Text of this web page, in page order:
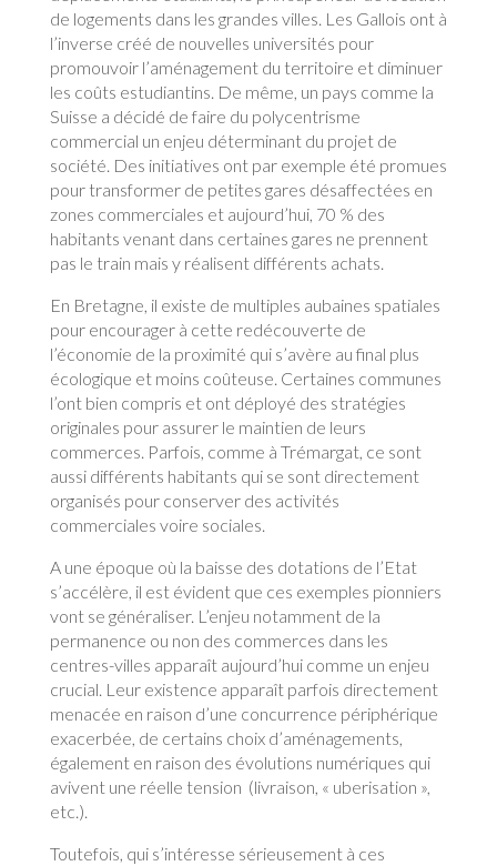
de logements dans les grandes villes. Les Gallois ont à
l’inverse créé de nouvelles universités pour
promouvoir l’aménagement du territoire et diminuer
les coûts estudiantins. De même, un pays comme la
Suisse a décidé de faire du polycentrisme
commercial un enjeu déterminant du projet de
société. Des initiatives ont par exemple été promues
pour transformer de petites gares désaffectées en
zones commerciales et aujourd’hui, 70 % des
habitants venant dans certaines gares ne prennent
pas le train mais y réalisent différents achats.
En Bretagne, il existe de multiples aubaines spatiales
pour encourager à cette redécouverte de
l’économie de la proximité qui s’avère au final plus
écologique et moins coûteuse. Certaines communes
l’ont bien compris et ont déployé des stratégies
originales pour assurer le maintien de leurs
commerces. Parfois, comme à Trémargat, ce sont
aussi différents habitants qui se sont directement
organisés pour conserver des activités
commerciales voire sociales.
A une époque où la baisse des dotations de l’Etat
s’accélère, il est évident que ces exemples pionniers
vont se généraliser. L’enjeu notamment de la
permanence ou non des commerces dans les
centres-villes apparaît aujourd’hui comme un enjeu
crucial. Leur existence apparaît parfois directement
menacée en raison d’une concurrence périphérique
exacerbée, de certains choix d’aménagements,
également en raison des évolutions numériques qui
avivent une réelle tension (livraison, « uberisation »,
etc.).
Toutefois, qui s’intéresse sérieusement à ces